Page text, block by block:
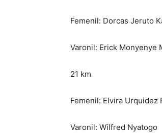
Femenil: Dorcas Jeruto
Varonil: Erick Monyenye
21 km
Femenil: Elvira Urquidez
Varonil: Wilfred Nyatogo